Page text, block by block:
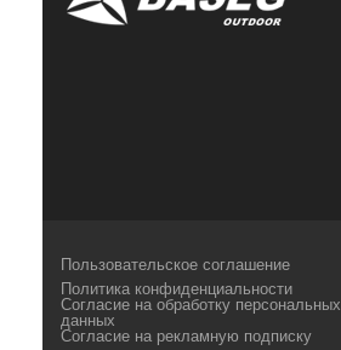
Пользовательское соглашение
Политика конфиденциальности
Согласие на обработку персональных
данных
Согласие на рекламную подписку